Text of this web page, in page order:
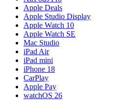
Apple Deals
Apple Studio Display
Apple Watch 10
Apple Watch SE
Mac Studio
iPad Air
iPad mini
iPhone 18
CarPlay
Apple Pay
watchOS 26